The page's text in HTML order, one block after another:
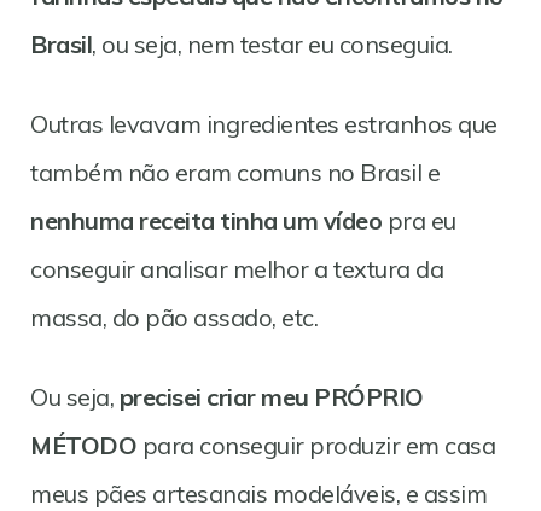
Brasil, ou seja, nem testar eu conseguia.
Outras levavam ingredientes estranhos que
também não eram comuns no Brasil e
nenhuma receita tinha um vídeo pra eu
conseguir analisar melhor a textura da
massa, do pão assado, etc.
Ou seja, precisei criar meu PRÓPRIO
MÉTODO para conseguir produzir em casa
meus pães artesanais modeláveis, e assim